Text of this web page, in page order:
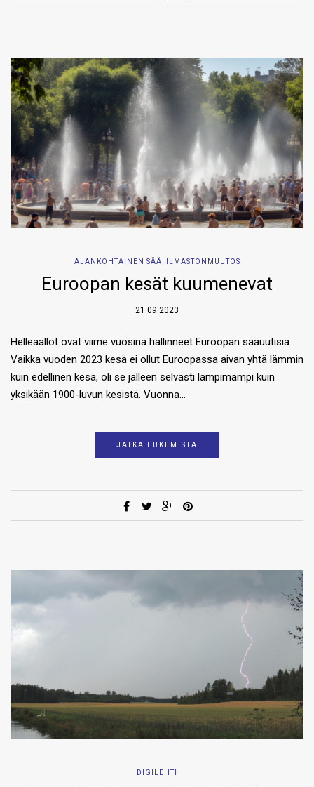
AJANKOHTAINEN SÄÄ ILMASTONMUUTOS
Euroopan kesät kuumenevat
21.09.2023
Helleaallot ovat viime vuosina hallinneet Euroopan sääuutisia.
Vaikka vuoden 2023 kesä ei ollut Euroopassa aivan yhtä lämmin
kuin edellinen kesä, oli se jälleen selvästi lämpimämpi kuin
yksikään 1900-luvun kesistä. Vuonna…
JATKA LUKEMISTA
DIGILEHTI